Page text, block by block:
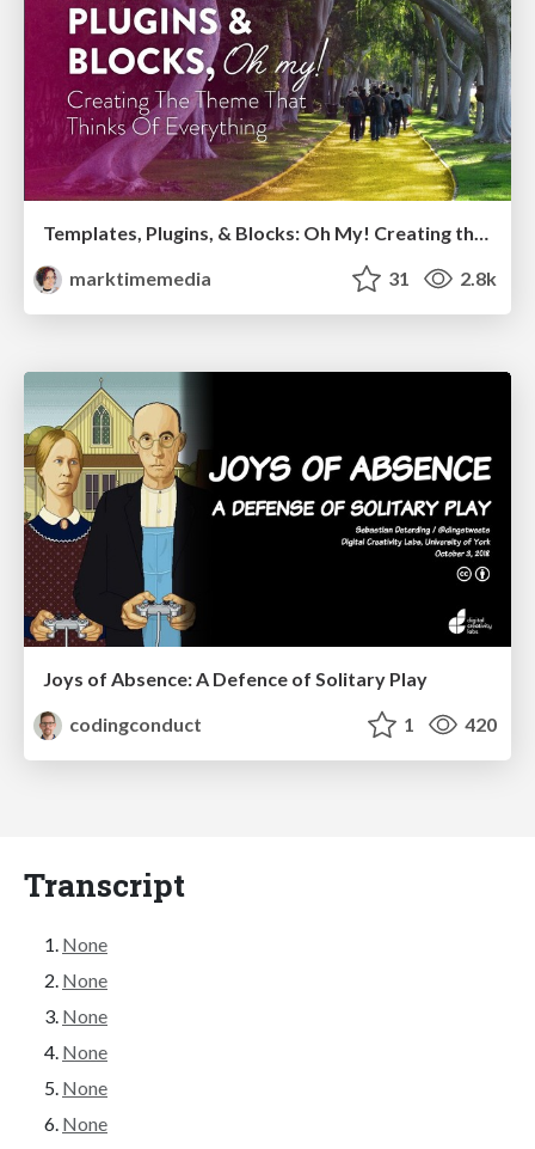
Templates, Plugins, & Blocks: Oh My! Creating the theme that thinks of everything
marktimemedia
31 2.8k
Joys of Absence: A Defence of Solitary Play
codingconduct
1 420
Transcript
None
None
None
None
None
None